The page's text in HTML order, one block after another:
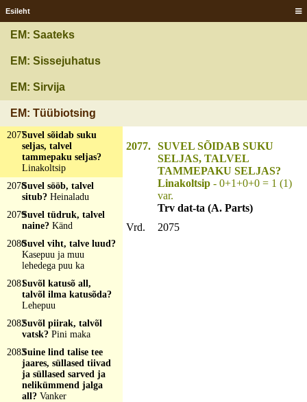
Esileht
EM: Saateks
EM: Sissejuhatus
EM: Sirvija
EM: Tüübiotsing
2074Suvel suurem kui
sant?Varblini
2075Suvel sõedab suurt
tiid, talve magab
Suvel sõidab sorinal,
talvel tasahiljukeisi?
Vihm ja lumi
2077Suvel sõidab suku
seljas, talvel
tammepaku seljas?
Linakoltsip
2078Suvel sööb, talvel
situb? Heinaladu
2079Suvel tüdruk, talvel
naine? Känd
2080Suvel viht, talve luud?
Kasepuu ja muu
lehedega puu ka
2081Suvõl katusõ all,
talvõl ilma katusõda?
Lehepuu
2082Suvõl piirak, talvõl
vatsk? Pini maka
2083Suine lind talise tee
jaares, süllased tiivad
ja süllased sarved ja
nelikümmend jalga
all? Vanker
2077. SUVEL SÕIDAB SUKU
SELJAS, TALVEL
TAMMEPAKU SELJAS?
Linakoltsip - 0+1+0+0 = 1 (1)
var.
Trv dat-ta (A. Parts)
Vrd.
2075